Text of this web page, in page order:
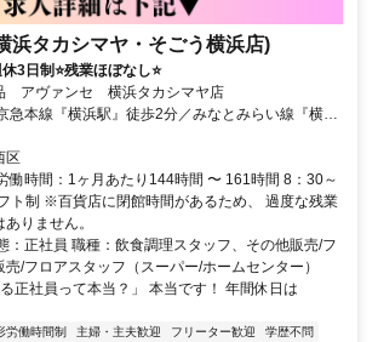
浜タカシマヤ・そごう横浜店)
3日制⭐残業ほぼなし⭐
アヴァンセ 横浜タカシマヤ店
急本線『横浜駅』徒歩2分／みなとみらい線『横浜
賀線『横浜駅』徒歩2分
区
働時間：1ヶ月あたり144時間 〜 161時間 8：30～
ト制 ※百貨店に閉館時間があるため、 過度な残業
りません。
：正社員 職種：飲食調理スタッフ、その他販売/フ
売/フロアスタッフ（スーパー/ホームセンター）
る正社員って本当？」 本当です！ 年間休日は
労働時間制 主婦・主夫歓迎 フリーター歓迎
学歴不問